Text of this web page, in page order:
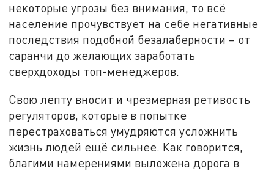
некоторые угрозы без внимания, то всё
население прочувствует на себе негативные
последствия подобной безалаберности – от
саранчи до желающих заработать
сверхдоходы топ-менеджеров.
Свою лепту вносит и чрезмерная ретивость
регуляторов, которые в попытке
перестраховаться умудряются усложнить
жизнь людей ещё сильнее. Как говорится,
благими намерениями выложена дорога в